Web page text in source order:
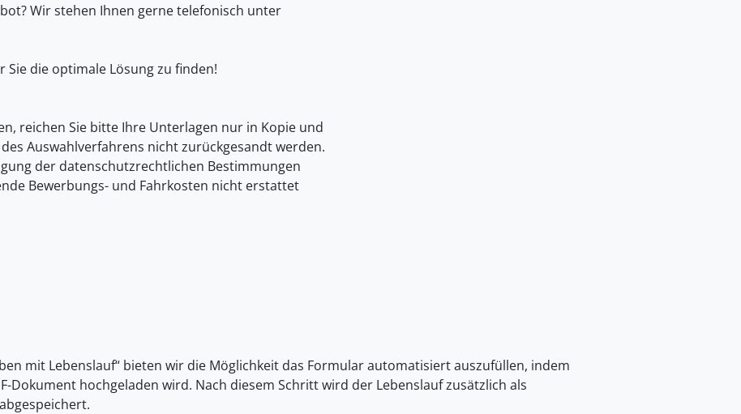
Wir stehen Ihnen gerne telefonisch unter
die optimale Lösung zu finden!
reichen Sie bitte Ihre Unterlagen nur in Kopie und
Auswahlverfahrens nicht zurückgesandt werden.
der datenschutzrechtlichen Bestimmungen
Bewerbungs- und Fahrkosten nicht erstattet
mit Lebenslauf“ bieten wir die Möglichkeit das Formular automatisiert auszufüllen, indem
Dokument hochgeladen wird. Nach diesem Schritt wird der Lebenslauf zusätzlich als